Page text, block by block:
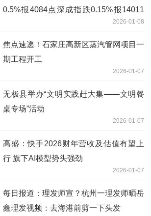
0.5%报4084点深成指跌0.15%报14011
2026-01-08
焦点速递！石家庄高新区蒸汽管网项目一
期工程开工
2026-01-07
无极县举办“文明实践赶大集——文明餐
桌专场”活动
2026-01-07
高盛：快手2026财年营收及估值有望上
行 旗下AI模型势头强劲
2026-01-07
每日报道：理发师宣？杭州一理发师晒岳
鑫理发视频：去海港前剪一下头发